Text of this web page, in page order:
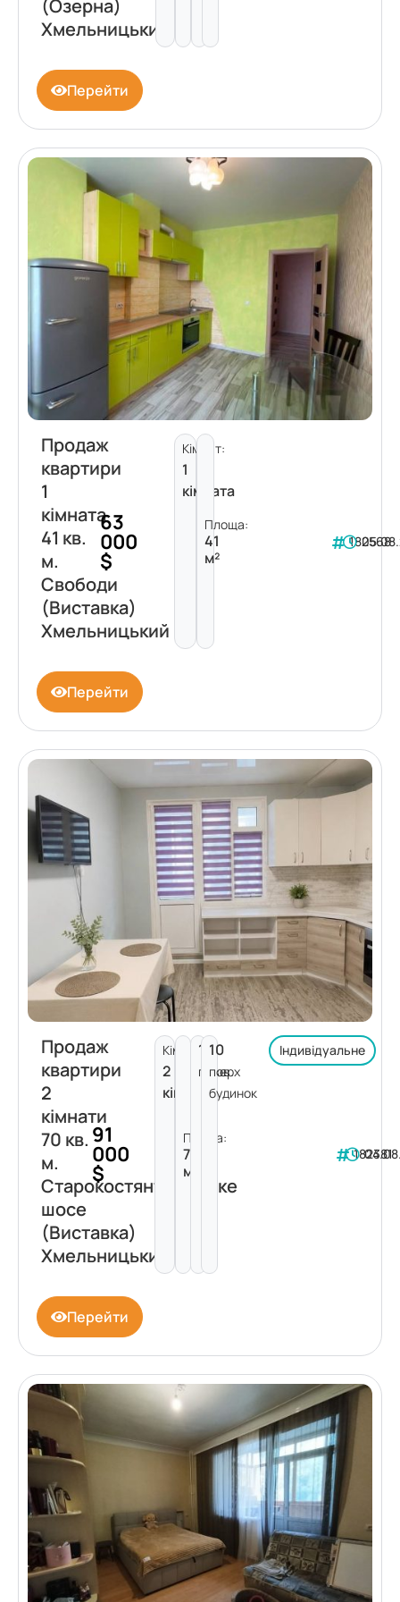
(Озерна)
Хмельницький
Перейти
Продаж
квартири
1
кімната
41 кв.
м.
Свободи
(Виставка)
Хмельницький
63
000
$
Кімнат:
1
кімната
Площа:
41
м²
182568
Перейти
Продаж
квартири
2
кімнати
70 кв.
м.
Старокостянтинівське
шосе
(Виставка)
Хмельницький
91
000
$
Кімнат:
2
кімнати
Площа:
70
м²
1
поверх
10
пов.
будинок
Індивідуальне
182381
Перейти